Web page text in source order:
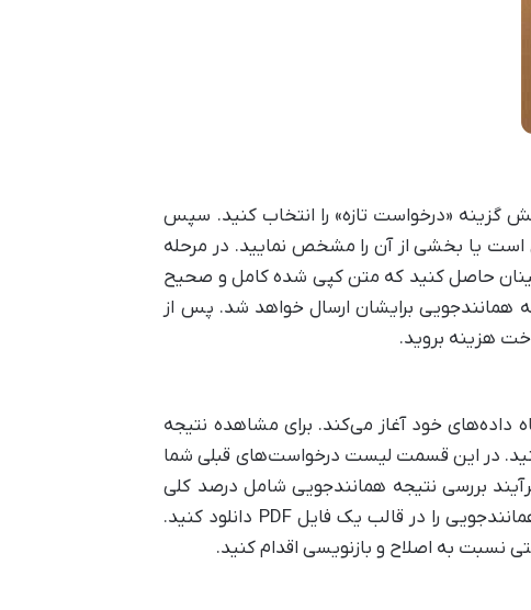
گزینه «درخواست تازه» را انتخاب کنید. سپس
است یا بخشی از آن را مشخص نمایید. در مرحله
حاصل کنید که متن کپی شده کامل و صحیح
همانندجویی برایشان ارسال خواهد شد. پس از
هزینه بروید.
داده‌های خود آغاز می‌کند. برای مشاهده نتیجه
در این قسمت لیست درخواست‌های قبلی شما
بررسی نتیجه همانندجویی شامل درصد کلی
تشابه و جزئیات بخش‌های مشابه با منابع اصلی قابل مشاهده خواهد بود. شما می‌توانید گزارش کامل همانندجویی را در قالب یک فایل PDF دانلود کنید.
نسبت به اصلاح و بازنویسی اقدام کنید.